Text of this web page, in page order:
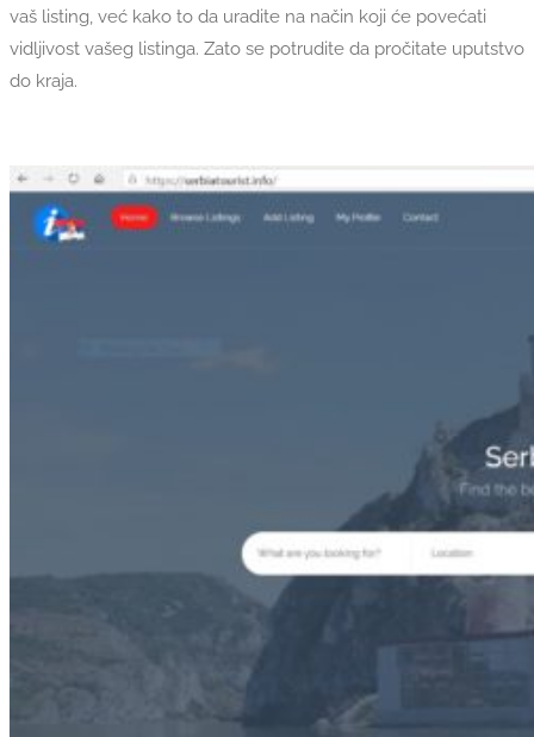
vaš listing, već kako to da uradite na način koji će povećati
vidljivost vašeg listinga. Zato se potrudite da pročitate uputstvo
do kraja.